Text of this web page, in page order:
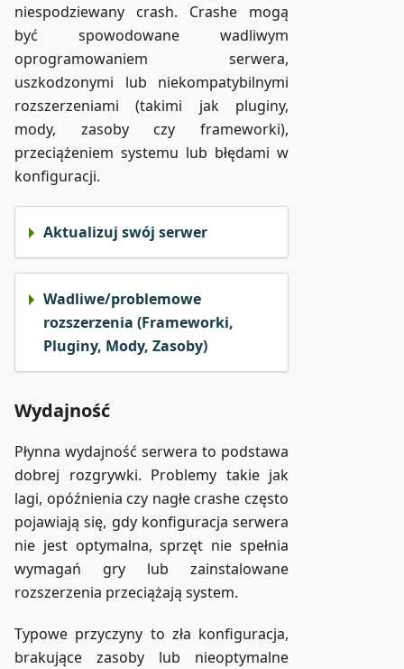
niespodziewany crash. Crashe mogą
być spowodowane wadliwym
oprogramowaniem serwera,
uszkodzonymi lub niekompatybilnymi
rozszerzeniami (takimi jak pluginy,
mody, zasoby czy frameworki),
przeciążeniem systemu lub błędami w
konfiguracji.
Aktualizuj swój serwer
Wadliwe/problemowe
rozszerzenia (Frameworki,
Pluginy, Mody, Zasoby)
Wydajność
Płynna wydajność serwera to podstawa
dobrej rozgrywki. Problemy takie jak
lagi, opóźnienia czy nagłe crashe często
pojawiają się, gdy konfiguracja serwera
nie jest optymalna, sprzęt nie spełnia
wymagań gry lub zainstalowane
rozszerzenia przeciążają system.
Typowe przyczyny to zła konfiguracja,
brakujące zasoby lub nieoptymalne